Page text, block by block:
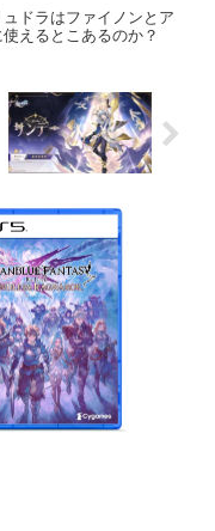
ュドラはファイノンとア
えるとこあるのか？